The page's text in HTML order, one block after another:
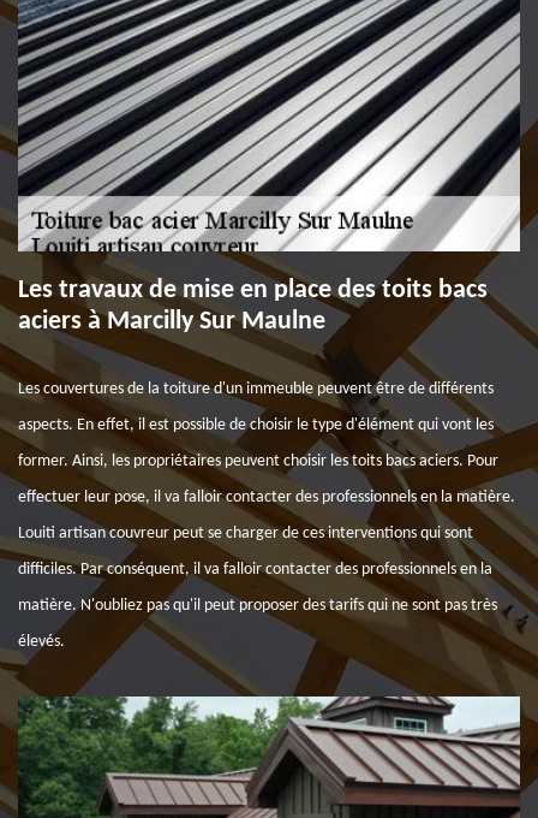
Les travaux de mise en place des toits bacs
aciers à Marcilly Sur Maulne
Les couvertures de la toiture d'un immeuble peuvent être de différents
aspects. En effet, il est possible de choisir le type d'élément qui vont les
former. Ainsi, les propriétaires peuvent choisir les toits bacs aciers. Pour
effectuer leur pose, il va falloir contacter des professionnels en la matière.
Louiti artisan couvreur peut se charger de ces interventions qui sont
difficiles. Par conséquent, il va falloir contacter des professionnels en la
matière. N'oubliez pas qu'il peut proposer des tarifs qui ne sont pas très
élevés.